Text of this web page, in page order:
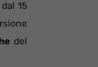
15
del